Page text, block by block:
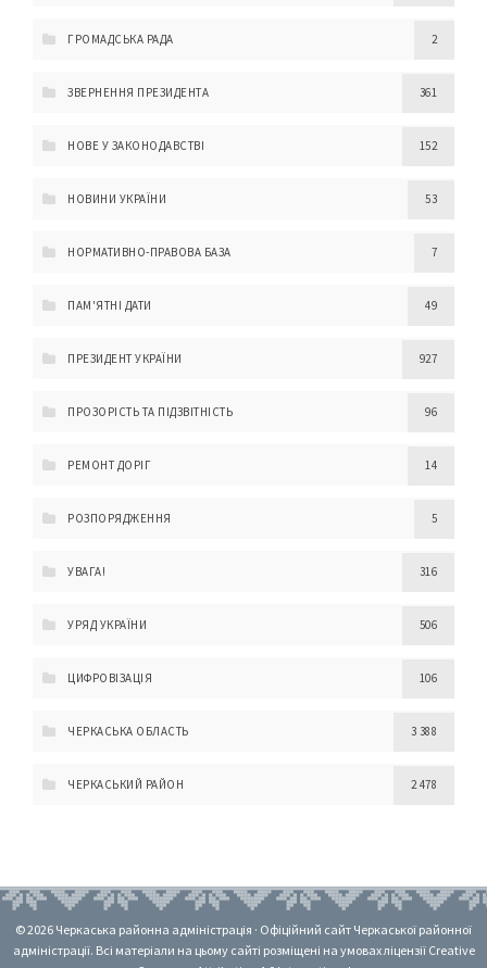
ГРОМАДСЬКА РАДА 2
ЗВЕРНЕННЯ ПРЕЗИДЕНТА 361
НОВЕ У ЗАКОНОДАВСТВІ 152
НОВИНИ УКРАЇНИ 53
НОРМАТИВНО-ПРАВОВА БАЗА 7
ПАМ'ЯТНІ ДАТИ 49
ПРЕЗИДЕНТ УКРАЇНИ 927
ПРОЗОРІСТЬ ТА ПІДЗВІТНІСТЬ 96
РЕМОНТ ДОРІГ 14
РОЗПОРЯДЖЕННЯ 5
УВАГА! 316
УРЯД УКРАЇНИ 506
ЦИФРОВІЗАЦІЯ 106
ЧЕРКАСЬКА ОБЛАСТЬ 3 388
ЧЕРКАСЬКИЙ РАЙОН 2 478
© 2026 Черкаська районна адміністрація · Офіційний сайт Черкаської районної
адміністрації. Всі матеріали на цьому сайті розміщені на умовах ліцензії Creative